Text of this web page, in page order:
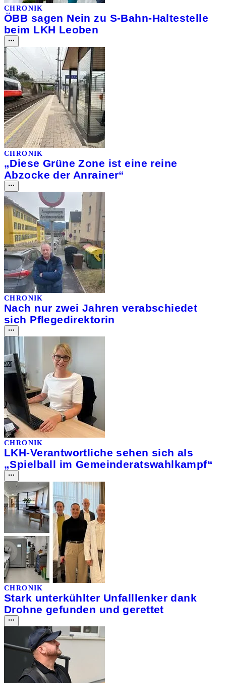
CHRONIK
ÖBB sagen Nein zu S-Bahn-Haltestelle
beim LKH Leoben
CHRONIK
„Diese Grüne Zone ist eine reine
Abzocke der Anrainer“
CHRONIK
Nach nur zwei Jahren verabschiedet
sich Pflegedirektorin
CHRONIK
LKH-Verantwortliche sehen sich als
„Spielball im Gemeinderatswahlkampf“
CHRONIK
Stark unterkühlter Unfalllenker dank
Drohne gefunden und gerettet